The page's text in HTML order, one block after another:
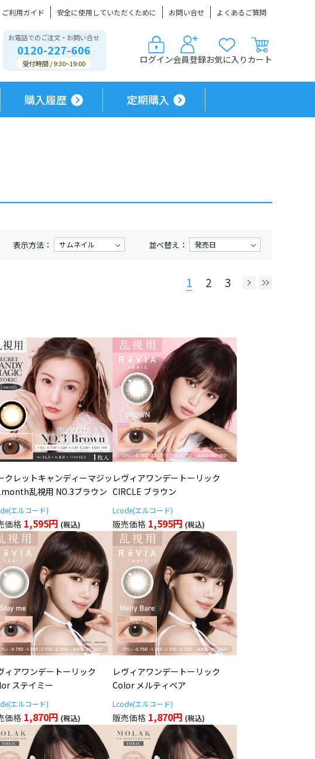
ご利用ガイド 安全に使用していただくために お問い合せ よくあるご質問
お電話でのご注文・お問い合せ
0120-227-606
受付時間 / 9:30~19:00 ログイン会員登録お気に入り カート
購入履歴 定期購入
表示方法： サムネイル 並べ替え： 発売日
1 2 3
クレットキャンディーマジッ
乱視用 NO.3ブラウン
エルコード)
1,595円
レヴィアワンデートーリック
CIRCLE ブラウン
Lcode(エルコード)
1,595円
ィアワンデートーリック
ステイミー
エルコード)
1,870円
レヴィアワンデートーリック
Color メルティベア
Lcode(エルコード)
1,870円